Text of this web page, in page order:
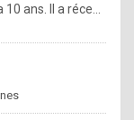
ans. Il a réce...